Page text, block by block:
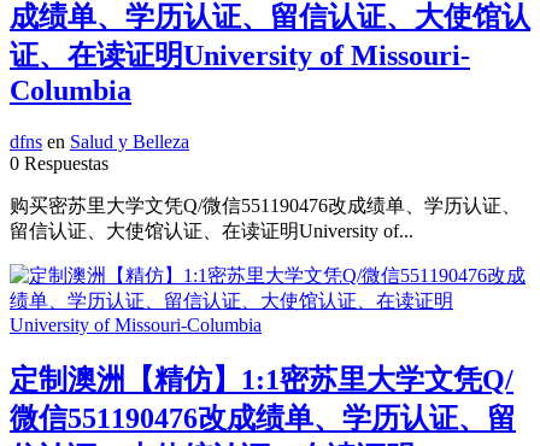
成绩单、学历认证、留信认证、大使馆认
证、在读证明University of Missouri-
Columbia
dfns en Salud y Belleza
0 Respuestas
购买密苏里大学文凭Q/微信551190476改成绩单、学历认证、
留信认证、大使馆认证、在读证明University of...
定制澳洲【精仿】1:1密苏里大学文凭Q/
微信551190476改成绩单、学历认证、留